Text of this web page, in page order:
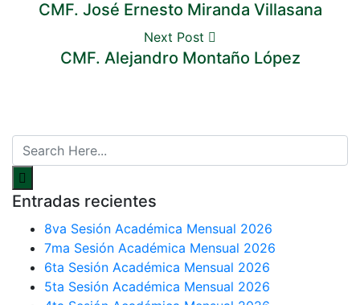
CMF. José Ernesto Miranda Villasana
Next Post
CMF. Alejandro Montaño López
Entradas recientes
8va Sesión Académica Mensual 2026
7ma Sesión Académica Mensual 2026
6ta Sesión Académica Mensual 2026
5ta Sesión Académica Mensual 2026